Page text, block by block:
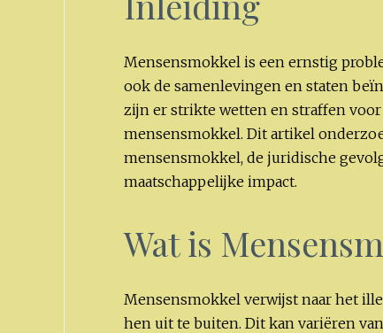
Mensensmokkel is een ernstig
ook de samenlevingen en staten
zijn er strikte wetten en straffen
mensensmokkel. Dit artikel
mensensmokkel, de juridische
maatschappelijke impact.
Wat is
Mensensmokkel verwijst naar het
hen uit te buiten. Dit kan variëren